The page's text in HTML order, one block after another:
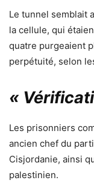
Le tunnel semblait
la cellule, qui
quatre purgeaient
perpétuité, selon
«
Les prisonniers
ancien chef du
Cisjordanie, ainsi
palestinien.